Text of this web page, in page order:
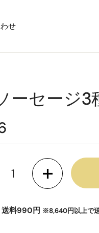
せ
ーセージ3
ーセージ3種セットの数量を
金賞ソーセー
送料990円 ※8,640円以上で